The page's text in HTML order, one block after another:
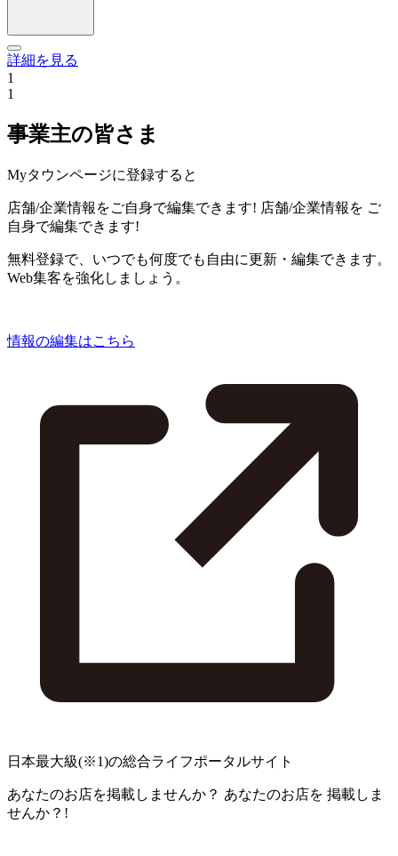
詳細を見る
1
1
事業主の皆さま
Myタウンページに登録すると
店舗/企業情報をご自身で編集できます! 店舗/企業情報を ご
自身で編集できます!
無料登録で、いつでも何度でも自由に更新・編集できます。
Web集客を強化しましょう。
情報の編集はこちら
日本最大級(※1)の総合ライフポータルサイト
あなたのお店を掲載しませんか？ あなたのお店を 掲載しま
せんか？!